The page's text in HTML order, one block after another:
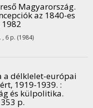
Magyarország.
az 1840-es
1982
, 6 p. (1984)
a délklelet-európai
1919-1939. :
és külpolitika.
p.